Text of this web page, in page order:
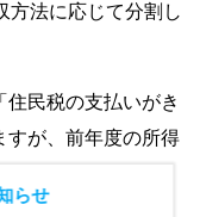
方法に応じて分割し
民税の支払いがき
すが、前年度の所得
らせ